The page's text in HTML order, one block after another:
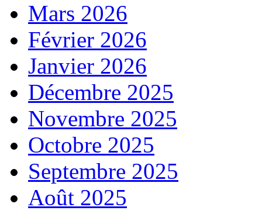
Mars 2026
Février 2026
Janvier 2026
Décembre 2025
Novembre 2025
Octobre 2025
Septembre 2025
Août 2025